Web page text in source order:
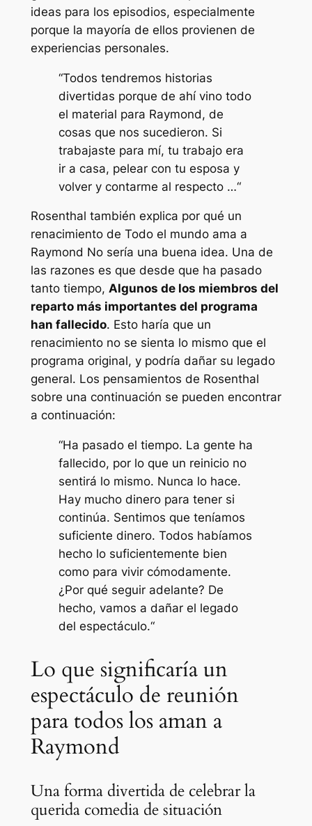
ideas para los episodios, especialmente
porque la mayoría de ellos provienen de
experiencias personales.
“Todos tendremos historias
divertidas porque de ahí vino todo
el material para Raymond, de
cosas que nos sucedieron. Si
trabajaste para mí, tu trabajo era
ir a casa, pelear con tu esposa y
volver y contarme al respecto …“
Rosenthal también explica por qué un
renacimiento de Todo el mundo ama a
Raymond No sería una buena idea. Una de
las razones es que desde que ha pasado
tanto tiempo, Algunos de los miembros del
reparto más importantes del programa
han fallecido. Esto haría que un
renacimiento no se sienta lo mismo que el
programa original, y podría dañar su legado
general. Los pensamientos de Rosenthal
sobre una continuación se pueden encontrar
a continuación:
“Ha pasado el tiempo. La gente ha
fallecido, por lo que un reinicio no
sentirá lo mismo. Nunca lo hace.
Hay mucho dinero para tener si
continúa. Sentimos que teníamos
suficiente dinero. Todos habíamos
hecho lo suficientemente bien
como para vivir cómodamente.
¿Por qué seguir adelante? De
hecho, vamos a dañar el legado
del espectáculo.“
Lo que significaría un
espectáculo de reunión
para todos los aman a
Raymond
Una forma divertida de celebrar la
querida comedia de situación